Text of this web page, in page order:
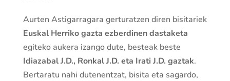
Aurten Astigarragara gerturatzen diren bisitariek
Euskal Herriko gazta ezberdinen dastaketa
egiteko aukera izango dute, besteak beste
Idiazabal J.D., Ronkal J.D. eta Irati J.D. gaztak.
Bertaratu nahi dutenentzat, bisita eta sagardo,